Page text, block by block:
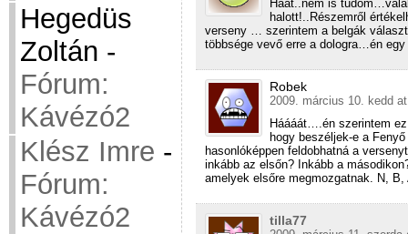
Hegedüs
Zoltán -
Fórum:
Kávézó2
Klész Imre -
Fórum:
Kávézó2
Háát..nem is
halott!..Részemről
verseny … szerintem a belgák
többsége vevő erre a dologra…én
Robek
2009. március 10. kedd
Háááát….én szerintem
hogy beszéljek-e a
hasonlóképpen feldobhatná a
inkább az elsőn? Inkább a
amelyek elsőre megmozgatnak. N,
tilla77